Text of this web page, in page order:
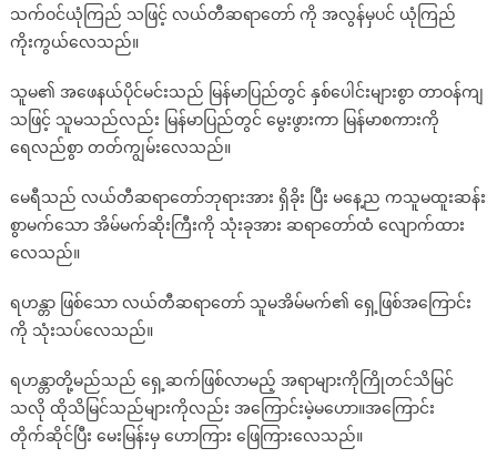
ဖြစ်
သက်ဝင်ယုံကြည် သဖြင့် လယ်တီဆရာတော် ကို အလွန်မှပင် ယုံကြည်
ကိုးကွယ်လေသည်။
သူမ၏ အဖေနယ်ပိုင်မင်းသည် မြန်မာပြည်တွင် နှစ်ပေါင်းများစွာ တာဝန်ကျ
သဖြင့် သူမသည်လည်း မြန်မာပြည်တွင် မွေးဖွားကာ မြန်မာစကားကို
ရေလည်စွာ တတ်ကျွမ်းလေသည်။
မေရီသည် လယ်တီဆရာတော်ဘုရားအား ရှိခိုး ပြီး မနေ့ည ကသူမထူးဆန်း
စွာမက်သော အိမ်မက်ဆိုးကြီးကို သုံးခုအား ဆရာတော်ထံ လျောက်ထား
လေသည်။
ရဟန္တာ ဖြစ်သော လယ်တီဆရာတော် သူမအိမ်မက်၏ ရှေ့ဖြစ်အကြောင်း
ကို သုံးသပ်လေသည်။
ရဟန္တာတို့မည်သည် ရှေ့ဆက်ဖြစ်လာမည့် အရာများကိုကြိုတင်သိမြင်
သလို ထိုသိမြင်သည်များကိုလည်း အကြောင်းမဲ့မဟော။အကြောင်း
တိုက်ဆိုင်ပြီး မေးမြန်းမှ ဟောကြား ဖြေကြားလေသည်။